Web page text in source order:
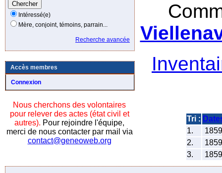
Intéressé(e)
Mère, conjoint, témoins, parrain...
Recherche avancée
Accès membres
Connexion
Nous cherchons des volontaires
pour relever des actes (état civil et
autres). Pour rejoindre l'équipe,
merci de nous contacter par mail via
contact@geneoweb.org
Tri :
1.
2.
3.